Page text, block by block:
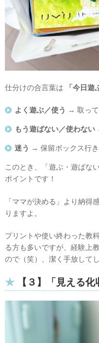
仕分けの合言葉は 「今日遊
よく遊ぶ／使う → 取って
もう遊ばない／使わない
迷う → 保留ボックス行き
このとき、「遊ぶ・遊ばな
ポイントです！
「ママが決める」より納得
りますよ。
プリントや使い終わった教
る方も多いですが、経験上
ので（笑）、潔く手放して
【３】 「見える